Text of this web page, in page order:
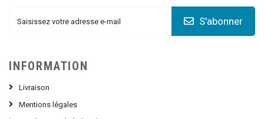
S'abonner
INFORMATION
Livraison
Mentions légales